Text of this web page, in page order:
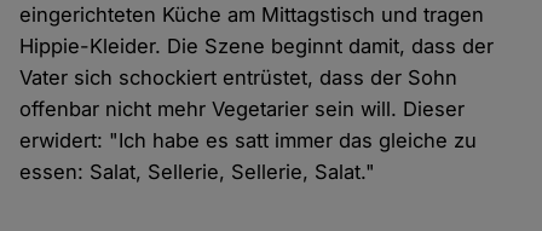
eingerichteten Küche am Mittagstisch und tragen
Hippie-Kleider. Die Szene beginnt damit, dass der
Vater sich schockiert entrüstet, dass der Sohn
offenbar nicht mehr Vegetarier sein will. Dieser
erwidert: "Ich habe es satt immer das gleiche zu
essen: Salat, Sellerie, Sellerie, Salat."